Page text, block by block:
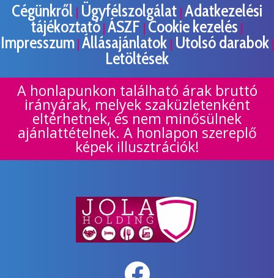
Cégünkről | Ügyfélszolgálat | Adatkezelési
tájékoztató | ÁSZF | Cookie kezelés |
Impresszum| Állásajánlatok | Utolsó darabok|
Letöltések
A honlapunkon található árak bruttó
irányárak, melyek szaküzletenként
eltérhetnek, és nem minősülnek
ajánlattételnek. A honlapon szereplő
képek illusztrációk!